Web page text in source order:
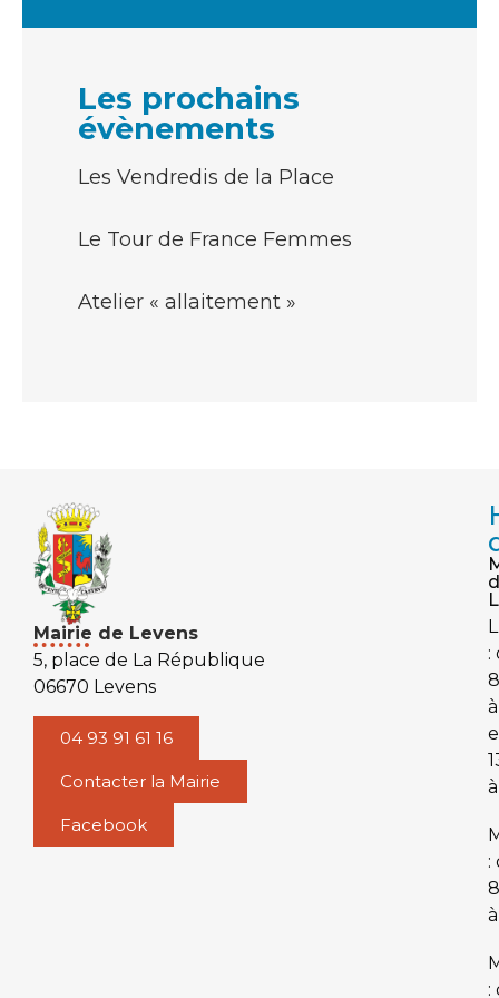
Les prochains
évènements
Les Vendredis de la Place
Le Tour de France Femmes
Atelier « allaitement »
Mairie de Levens
5, place de La République
06670 Levens
04 93 91 61 16
Contacter la Mairie
Facebook
:
:
: